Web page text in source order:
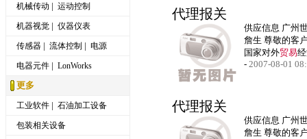
机械传动 | 运动控制
机器视觉 | 仪器仪表
传感器 | 流体控制 | 电源
电器元件 | LonWorks
更多
工业软件 | 石油加工设备
包装相关设备
代理报关
供应信息 广州
詹生 尊敬的客
国家对外贸易
- 2007-08-01
代理报关
供应信息 广州
詹生 尊敬的客